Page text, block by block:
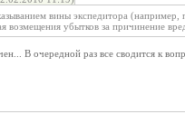
вины экспедитора
возмещения убытков за причинение
В очередной раз все сводится к